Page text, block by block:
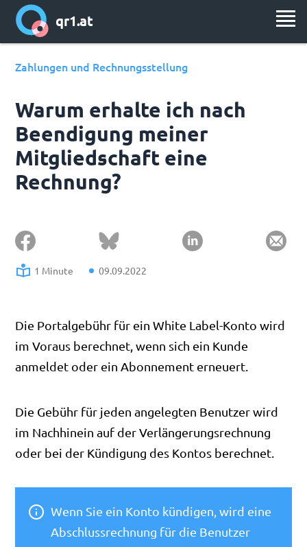
qr1.at
Zahlungen und Rechnungs­stellung
Warum erhalte ich nach
Beendigung meiner
Mitgliedschaft eine
Rechnung?
1 Minute 09.09.2022
Die Portalgebühr für ein White Label-Konto wird
im Voraus berechnet, wenn sich ein Kunde
anmeldet oder ein Abonnement erneuert.
Die Gebühr für jeden angelegten Benutzer wird
im Nachhinein auf der Verlängerungsrechnung
oder bei der Kündigung des Kontos berechnet.
Wenn Sie ein Konto kündigen, wird eine
Abschlussrechnung für die Benutzer